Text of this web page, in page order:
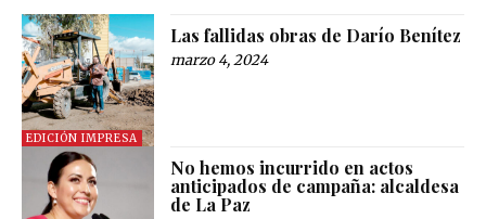
EDICIÓN IMPRESA
Las fallidas obras de Darío Benítez
marzo 4, 2024
No hemos incurrido en actos
anticipados de campaña: alcaldesa
de La Paz